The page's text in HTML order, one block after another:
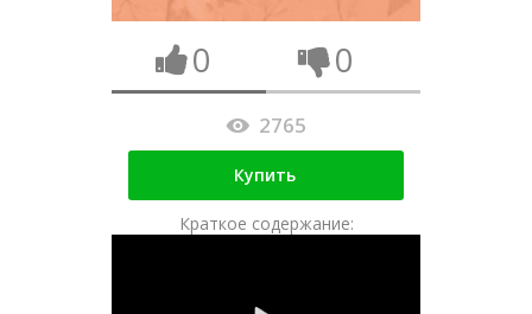
0 0
2765
Купить
Краткое содержание: